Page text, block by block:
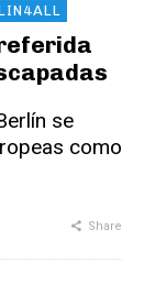
se
como
Share